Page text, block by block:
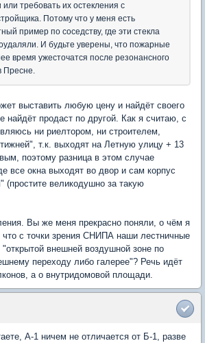
или требовать их остекления с
Потому что у меня есть
пример по соседству, где эти стекла
И будьте уверены, что пожарные
время ужесточатся после резонансного
Пресне.
выставить любую цену и найдёт своего
найдёт продаст по другой. Как я считаю, с
ни риелтором, ни строителем,
т.к. выходят на Летную улицу + 13
поэтому разница в этом случае
все окна выходят во двор и сам корпус
великодушно за такую
Вы же меня прекрасно поняли, о чём я
с точки зрения СНИПА наши лестничные
внешней воздушной зоне по
переходу либо галерее"? Речь идёт
а о внутридомовой площади.
А-1 ничем не отличается от Б-1, разве